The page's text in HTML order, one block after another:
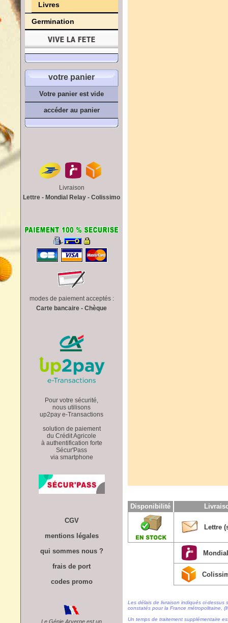
Livres
Germination
votre panier
Votre panier est vide
accéder au panier
Livraison
Lettre - Mondial Relay - Colissimo
modes de paiement acceptés :
Carte bancaire - Chèque
Pour votre sécurité,
nous utilisons
up2pay e-Transactions
solution de paiement
du Crédit Agricole
à authentification forte
Sécur'Pass
via smartphone
CGV
mentions légales
qui sommes nous ?
frais de port
codes promo
Le Génie Arverne est un
Disponibilité
Lettre
Les délais de livraison indiqués ci-
constatés pour la France métropolitaine,
Un temps de traitement supplémentaire